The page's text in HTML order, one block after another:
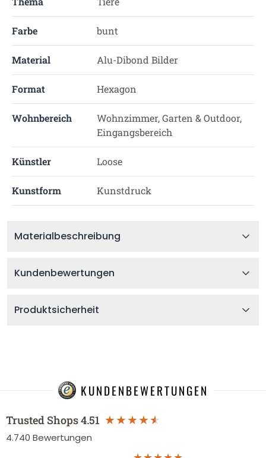
Farbe bunt
Material Alu-Dibond Bilder
Format Hexagon
Wohnbereich
Wohnzimmer, Garten & Outdoor,
Eingangsbereich
Künstler Loose
Kunstform Kunstdruck
Materialbeschreibung
Kundenbewertungen
Produktsicherheit
KUNDENBEWERTUNGEN
Trusted Shops4.51
4.740 Bewertungen